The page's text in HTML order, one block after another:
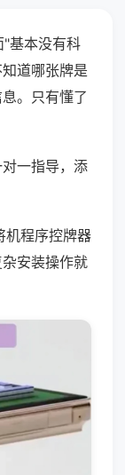
"基本没有科
道哪张牌是
。只有懂了
一指导，添
机程序控牌器
安装操作就